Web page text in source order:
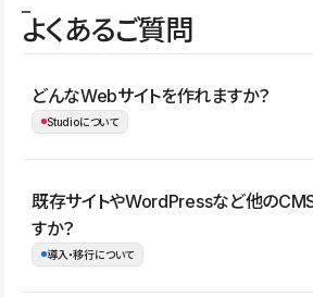
よくあるご質問
どんなWebサイトを作れますか？
Studioについて
コーポレートサイト、サービスサイト、LP
グ・メディア、イベントサイト、店舗・商
ォリオなど幅広く制作できます。
既存サイトやWordPressなど他の
すか？
導入・移行について